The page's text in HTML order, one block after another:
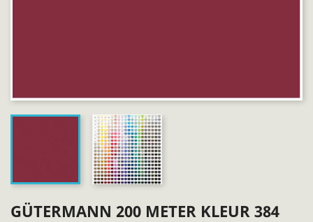
GÜTERMANN 200 METER KLEUR 384